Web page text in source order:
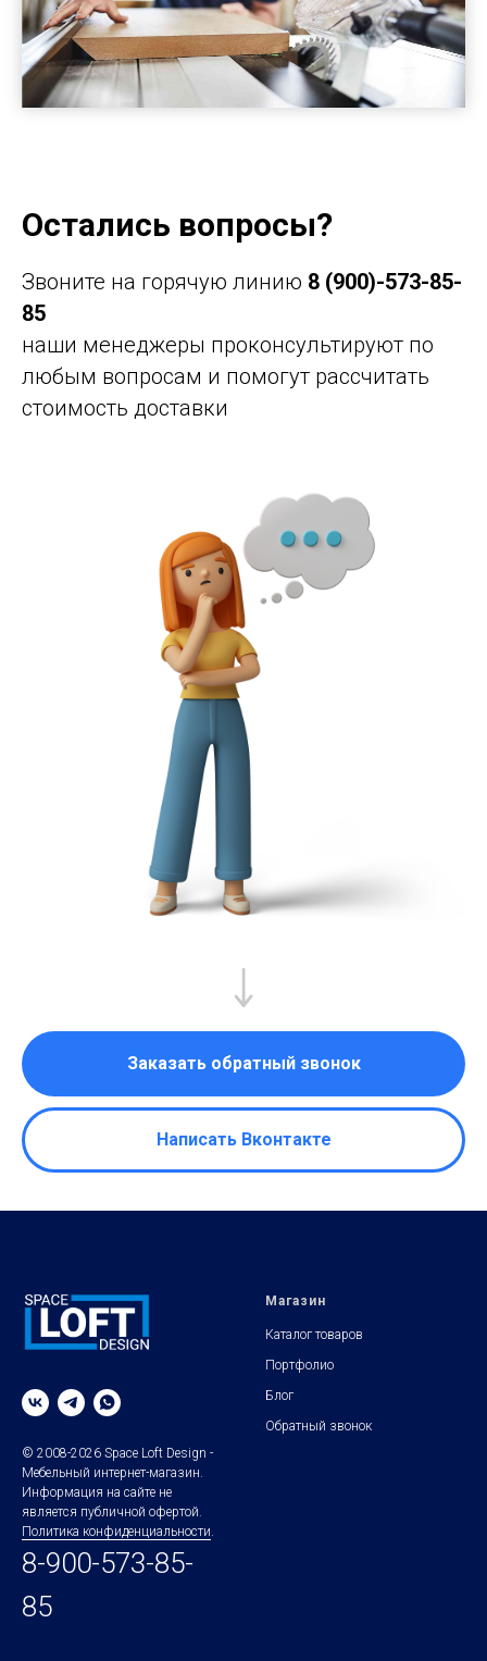
Остались вопросы?
Звоните на горячую линию 8 (900)-573-85-
85
наши менеджеры проконсультируют по
любым вопросам и помогут рассчитать
стоимость доставки
Заказать обратный звонок
Написать Вконтакте
© 2008-2026 Space Loft Design -
Мебельный интернет-магазин.
Информация на сайте не
является публичной офертой.
Политика конфиденциальности.
8-900-573-85-
85
Магазин
Каталог товаров
Портфолио
Блог
Обратный звонок